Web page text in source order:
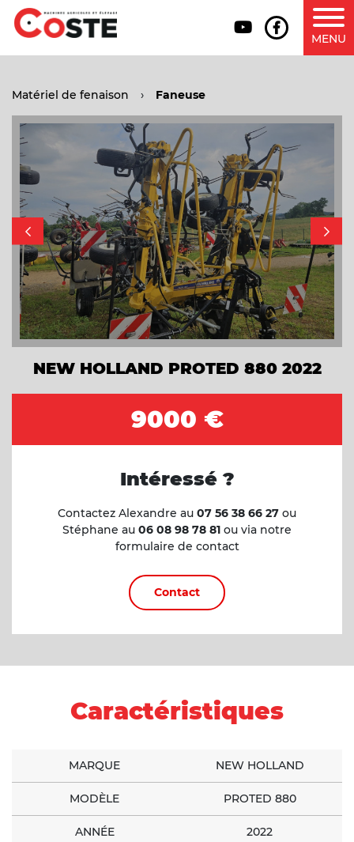
MENU
Matériel de fenaison › Faneuse
NEW HOLLAND PROTED 880 2022
9000 €
Intéressé ?
Contactez Alexandre au 07 56 38 66 27 ou
Stéphane au 06 08 98 78 81 ou via notre
formulaire de contact
Contact
Caractéristiques
MARQUE NEW HOLLAND
MODÈLE PROTED 880
ANNÉE 2022